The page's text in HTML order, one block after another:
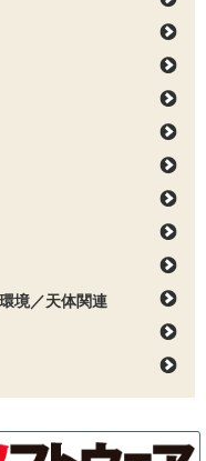
境／天体関連